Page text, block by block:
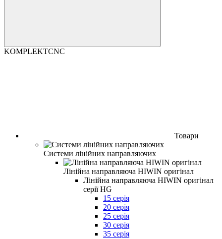
KOMPLEKTCNC
Товари
Системи лінійних направляючих
Лінійна направляюча HIWIN оригінал
Лінійна направляюча HIWIN оригінал
серії HG
15 серія
20 серія
25 серія
30 серія
35 серія